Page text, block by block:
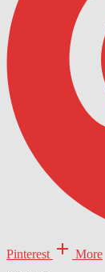
Pinterest More